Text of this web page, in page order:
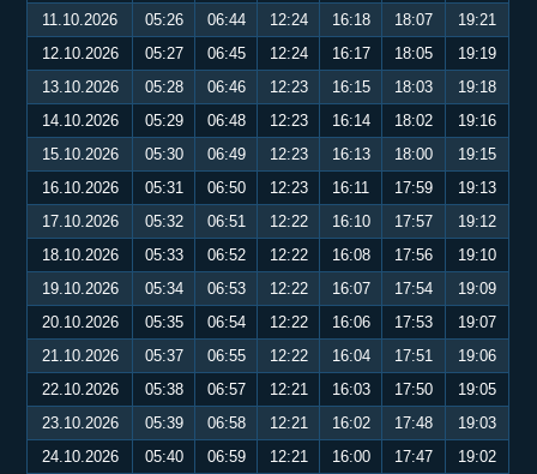
11.10.2026
05:26 06:44 12:24 16:18 18:07
19:21
12.10.2026
05:27 06:45 12:24 16:17 18:05
19:19
13.10.2026
05:28 06:46 12:23 16:15 18:03
19:18
14.10.2026
05:29 06:48 12:23 16:14 18:02
19:16
15.10.2026
05:30 06:49 12:23 16:13 18:00
19:15
16.10.2026
05:31 06:50 12:23 16:11 17:59
19:13
17.10.2026
05:32 06:51 12:22 16:10 17:57
19:12
18.10.2026
05:33 06:52 12:22 16:08 17:56
19:10
19.10.2026
05:34 06:53 12:22 16:07 17:54
19:09
20.10.2026
05:35 06:54 12:22 16:06 17:53
19:07
21.10.2026
05:37 06:55 12:22 16:04 17:51
19:06
22.10.2026
05:38 06:57 12:21 16:03 17:50
19:05
23.10.2026
05:39 06:58 12:21 16:02 17:48
19:03
24.10.2026
05:40 06:59 12:21 16:00 17:47
19:02